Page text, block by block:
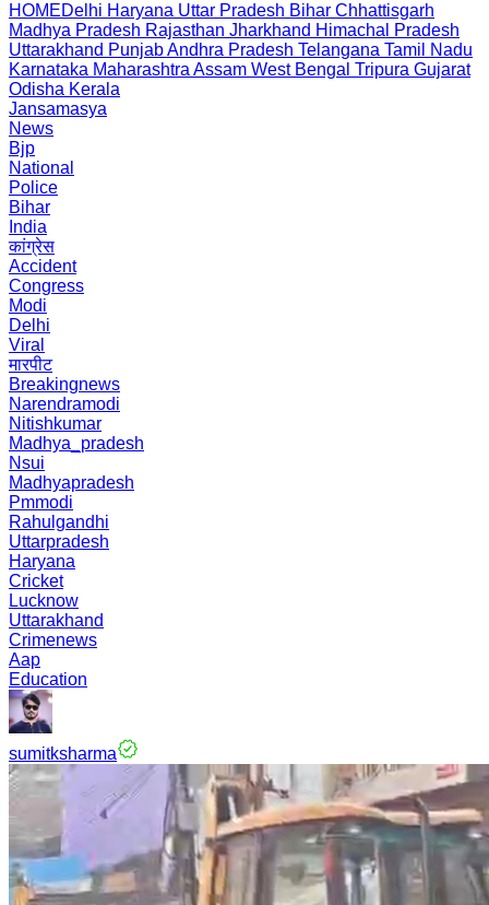
HOMEDelhi Haryana Uttar Pradesh Bihar Chhattisgarh
Madhya Pradesh Rajasthan Jharkhand Himachal Pradesh
Uttarakhand PunjabAndhra Pradesh Telangana Tamil Nadu
Karnataka Maharashtra Assam West Bengal Tripura Gujarat
Odisha Kerala
Jansamasya
News
Bjp
National
Police
Bihar
India
कांग्रेस
Accident
Congress
Modi
Delhi
Viral
मारपीट
Breakingnews
Narendramodi
Nitishkumar
Madhya_pradesh
Nsui
Madhyapradesh
Pmmodi
Rahulgandhi
Uttarpradesh
Haryana
Cricket
Lucknow
Uttarakhand
Crimenews
Aap
Education
sumitksharma